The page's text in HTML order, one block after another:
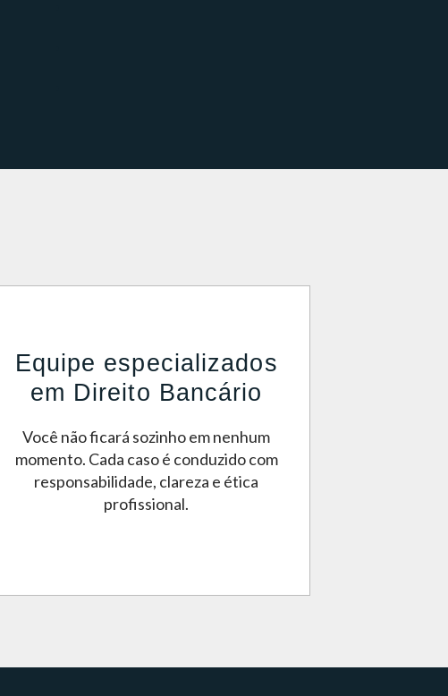
Equipe especializados
em Direito Bancário
Você não ficará sozinho em nenhum
momento. Cada caso é conduzido com
responsabilidade, clareza e ética
profissional.